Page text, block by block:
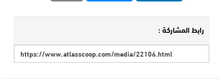
رابط المشاركة :